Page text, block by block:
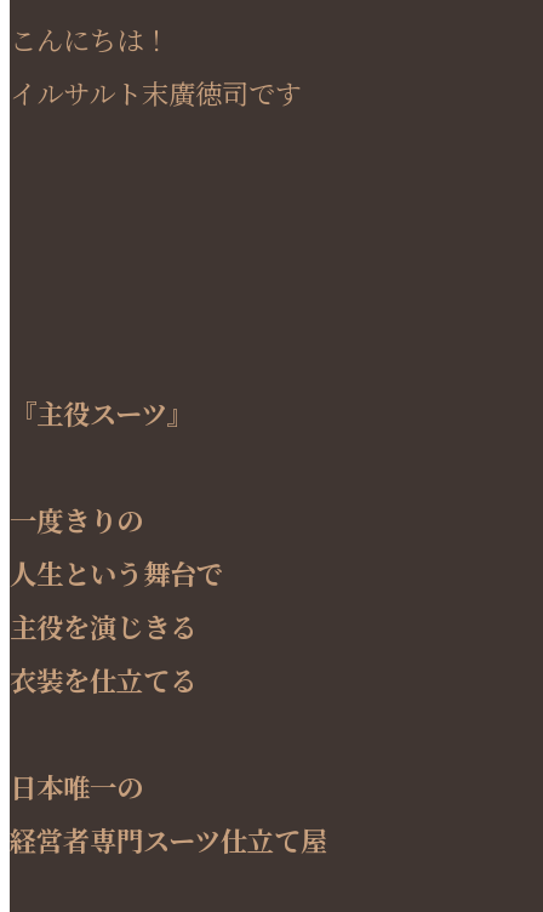
こんにちは！
イルサルト末廣徳司です
『主役スーツ』
一度きりの
人生という舞台で
主役を演じきる
衣装を仕立てる
日本唯一の
経営者専門スーツ仕立て屋